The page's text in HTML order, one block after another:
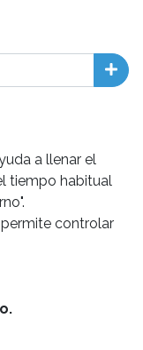
a llenar el
tiempo habitual
controlar